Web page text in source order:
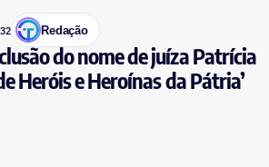
Redação
do nome de juíza Patrícia
Heróis e Heroínas da Pátria’